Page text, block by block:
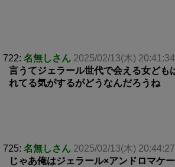
722: 名無しさん 2025/02/13(木)
言うてジェラール世代で会える女ども
れてる気がするがどうなんだろうね
725: 名無しさん 2025/02/13(木)
じゃあ俺はジェラール×アンドロマケ